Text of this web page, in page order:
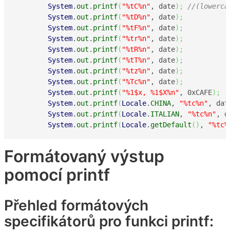
System. out . printf( "%tC%n" , date) ;
//
System. out . printf( "%tD%n" , date) ;
System. out . printf( "%tF%n" , date) ;
System. out . printf( "%tr%n" , date) ;
System. out . printf( "%tR%n" , date) ;
System. out . printf( "%tT%n" , date) ;
System. out . printf( "%tz%n" , date) ;
System. out . printf( "%Tc%n" , date) ;
System. out . printf( "%1$x, %1$X%n" , 0xCAFE) ;
System. out . printf(Locale. CHINA, "%tc%n" ,
System. out . printf(Locale. ITALIAN, "%tc%n" ,
System. out . printf(Locale.getDefault ( ) ,
Formátovaný výstup
pomocí printf
Přehled formátových
specifikátorů pro funkci printf: